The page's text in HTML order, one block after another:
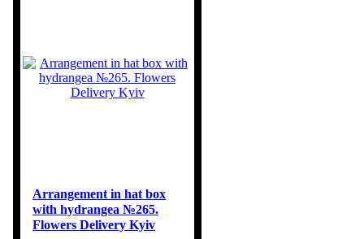
Arrangement in hat box
with hydrangea №265.
Flowers Delivery Kyiv